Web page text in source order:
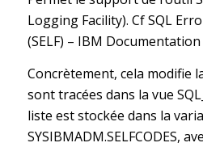
Logging Facility). CfSQL
(SELF) – IBM Documentation
Concrètement, cela modifie
sont tracées dans la vue
liste est stockée dans la
SYSIBMADM.SELFCODES,